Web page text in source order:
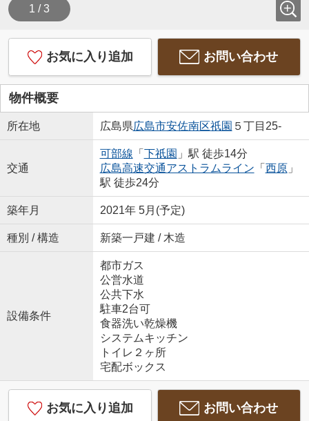
1 / 3
お気に入り追加 お問い合わせ
物件概要
所在地 広島県広島市安佐南区祇園 ５丁目25-
交通
可部線 「 下祇園 」駅 徒歩14分
広島高速交通アストラムライン 「 西原」
駅 徒歩24分
築年月 2021年 5月(予定)
種別 / 構造 新築一戸建 / 木造
設備条件
都市ガス
公営水道
公共下水
駐車2台可
食器洗い乾燥機
システムキッチン
トイレ２ヶ所
宅配ボックス
お気に入り追加 お問い合わせ